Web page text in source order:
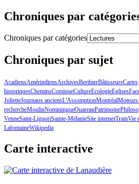
Chroniques par
Chroniques par catégories
Chroniques par sujet
AcadiensAmérindiensArchivesBerthierBâtisseursCartes
historiquesCheminsComiqueCultureEcologieEglises
JolietteJournaux anciensL'AssomptionMontréalMoteurs
rechercheMoulinNominingueOuareauPatrimoine
VenneSaint-LiguoriSainte-MélanieSite internetTrainVie
LafontaineWikipedia
Carte interactive